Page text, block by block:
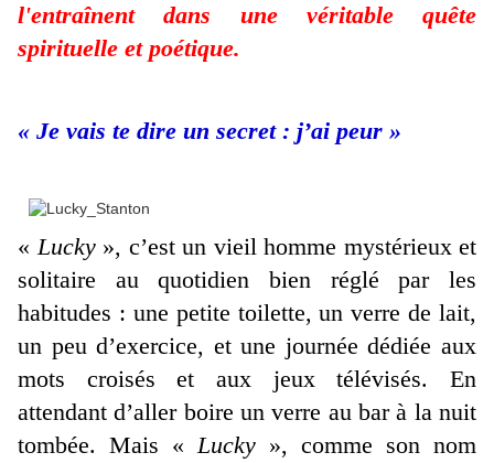
l'entraînent dans une véritable quête
spirituelle et poétique.
« Je vais te dire un secret : j’ai peur »
«Lucky », c’est un vieil homme mystérieux et
solitaire au quotidien bien réglé par les
habitudes : une petite toilette, un verre de lait,
un peu d’exercice, et une journée dédiée aux
mots croisés et aux jeux télévisés. En
attendant d’aller boire un verre au bar à la nuit
tombée. Mais «Lucky », comme son nom